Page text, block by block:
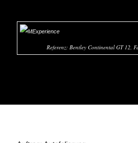
Referenz: Bentley Continental GT 12,